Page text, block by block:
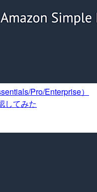
Pro/Enterprise）
してみた